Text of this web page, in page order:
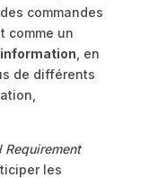
commandes
comme un
, en
de différents
Requirement
les